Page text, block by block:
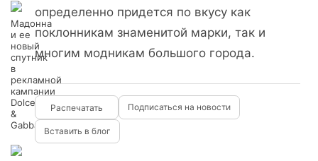
Мадонна
и ее
новый
спутник
в
рекламной
кампании
Dolce
&
Gabbana
определенно придется по вкусу как
поклонникам знаменитой марки, так и
многим модникам большого города.
Подписаться на новости
Вставить в блог